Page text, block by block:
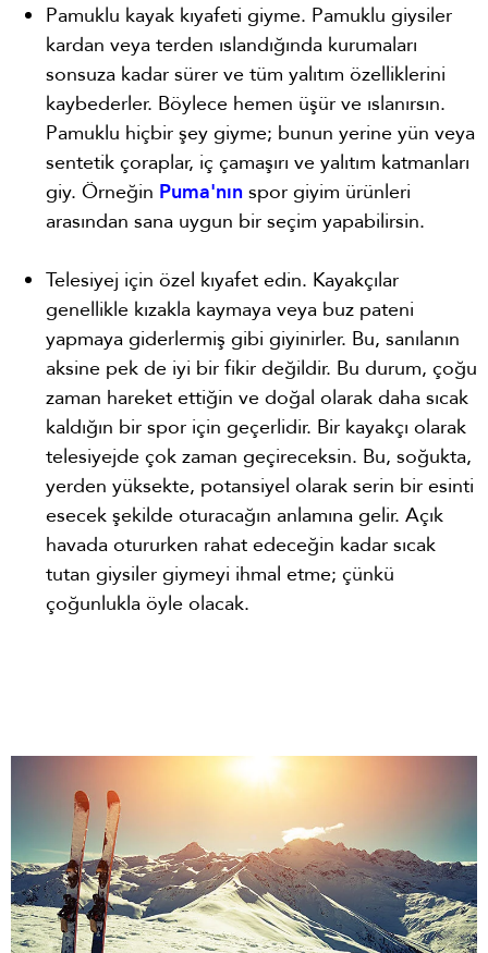
Pamuklu kayak kıyafeti giyme. Pamuklu giysiler
kardan veya terden ıslandığında kurumaları
sonsuza kadar sürer ve tüm yalıtım özelliklerini
kaybederler. Böylece hemen üşür ve ıslanırsın.
Pamuklu hiçbir şey giyme; bunun yerine yün veya
sentetik çoraplar, iç çamaşırı ve yalıtım katmanları
giy. Örneğin Puma'nın spor giyim ürünleri
arasından sana uygun bir seçim yapabilirsin.
Telesiyej için özel kıyafet edin. Kayakçılar
genellikle kızakla kaymaya veya buz pateni
yapmaya giderlermiş gibi giyinirler. Bu, sanılanın
aksine pek de iyi bir fikir değildir. Bu durum, çoğu
zaman hareket ettiğin ve doğal olarak daha sıcak
kaldığın bir spor için geçerlidir. Bir kayakçı olarak
telesiyejde çok zaman geçireceksin. Bu, soğukta,
yerden yüksekte, potansiyel olarak serin bir esinti
esecek şekilde oturacağın anlamına gelir. Açık
havada otururken rahat edeceğin kadar sıcak
tutan giysiler giymeyi ihmal etme; çünkü
çoğunlukla öyle olacak.